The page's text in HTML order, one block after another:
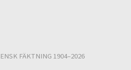
FÄKTNING 1904–2026